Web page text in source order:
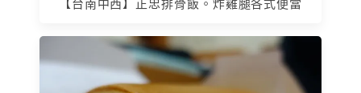
【台南中西】正忠排骨飯。炸雞腿各式便當